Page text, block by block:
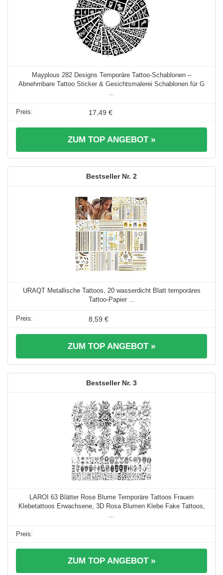
Mayplous 282 Designs Temporäre Tattoo-Schablonen –
Abnehmbare Tattoo Sticker & Gesichtsmalerei Schablonen für G
17,49 €
ZUM TOP ANGEBOT »
2
URAQT Metallische Tattoos, 20 wasserdicht Blatt temporäres
Tattoo-Papier ...
8,59 €
ZUM TOP ANGEBOT »
3
LAROI 63 Blätter Rose Blume Temporäre Tattoos Frauen
Klebetattoos Erwachsene, 3D Rosa Blumen Klebe Fake Tattoos,
ZUM TOP ANGEBOT »